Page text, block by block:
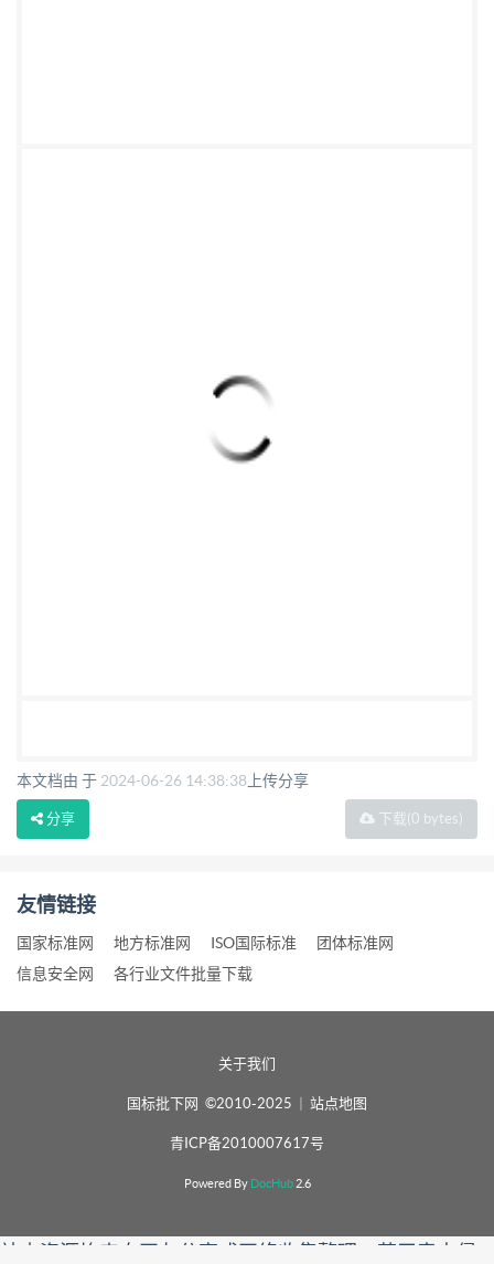
本文档由 于 2024-06-26 14:38:38 上传分享
下载(0 bytes)
分享
友情链接
国家标准网 地方标准网 ISO国际标准
团体标准网
信息安全网
各行业文件批量下载
关于我们
国标批下网 ©2010-2025 站点地图
青ICP备2010007617号
Powered By DocHub2.6
站内资源均来自网友分享或网络收集整理，若无意中侵